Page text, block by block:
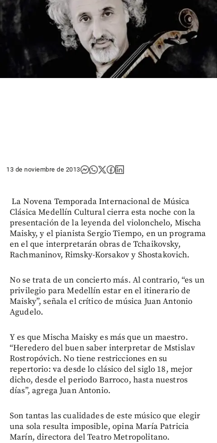
13 de noviembre de 2013
La Novena Temporada Internacional de Música
Clásica Medellín Cultural cierra esta noche con la
presentación de la leyenda del violonchelo, Mischa
Maisky, y el pianista Sergio Tiempo, en un programa
en el que interpretarán obras de Tchaikovsky,
Rachmaninov, Rimsky-Korsakov y Shostakovich.
No se trata de un concierto más. Al contrario, “es un
privilegio para Medellín estar en el itinerario de
Maisky”, señala el crítico de música Juan Antonio
Agudelo.
Y es que Mischa Maisky es más que un maestro.
“Heredero del buen saber interpretar de Mstislav
Rostropóvich. No tiene restricciones en su
repertorio: va desde lo clásico del siglo 18, mejor
dicho, desde el periodo Barroco, hasta nuestros
días”, agrega Juan Antonio.
Son tantas las cualidades de este músico que elegir
una sola resulta imposible, opina María Patricia
Marín, directora del Teatro Metropolitano.